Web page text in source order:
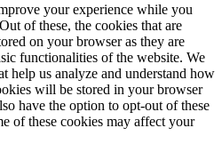
your experience while you
of these, the cookies that are
on your browser as they are
functionalities of the website. We
help us analyze and understand how
will be stored in your browser
have the option to opt-out of these
of these cookies may affect your